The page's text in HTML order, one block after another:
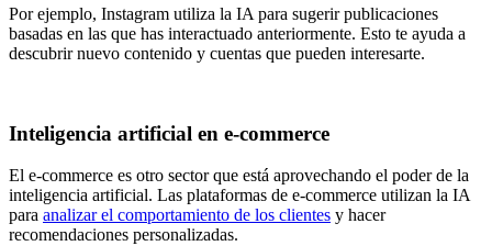
Por ejemplo, Instagram utiliza la IA para sugerir publicaciones
basadas en las que has interactuado anteriormente. Esto te ayuda a
descubrir nuevo contenido y cuentas que pueden interesarte.
Inteligencia artificial en e-commerce
El e-commerce es otro sector que está aprovechando el poder de la
inteligencia artificial. Las plataformas de e-commerce utilizan la IA
para analizar el comportamiento de los clientes y hacer
recomendaciones personalizadas.